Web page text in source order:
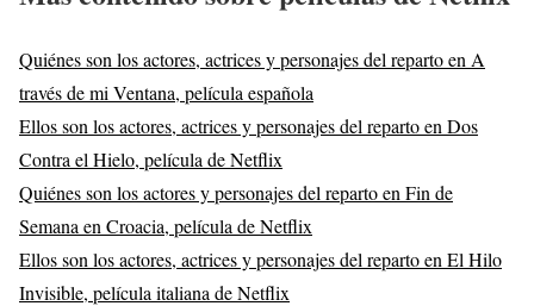
Quiénes son los actores, actrices y personajes del reparto en A
través de mi Ventana, película española
Ellos son los actores, actrices y personajes del reparto en Dos
Contra el Hielo, película de Netflix
Quiénes son los actores y personajes del reparto en Fin de
Semana en Croacia, película de Netflix
Ellos son los actores, actrices y personajes del reparto en El Hilo
Invisible, película italiana de Netflix